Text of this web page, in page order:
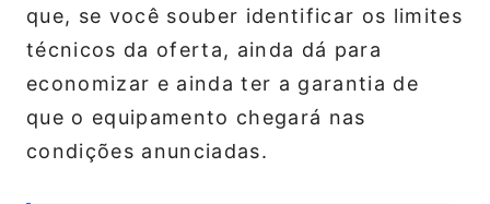
que, se você souber identificar os limites
técnicos da oferta, ainda dá para
economizar e ainda ter a garantia de
que o equipamento chegará nas
condições anunciadas.